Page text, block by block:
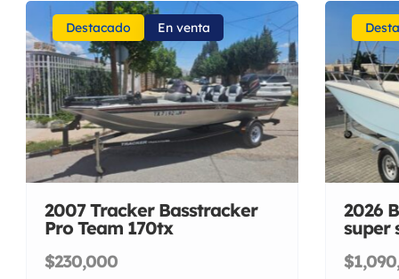
Destacado En venta
2007 Tracker Basstracker
Pro Team 170tx
$230,000
2026
super